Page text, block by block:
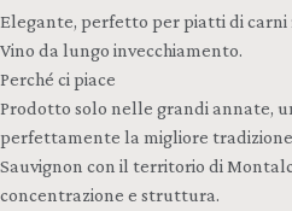
Elegante, perfetto per piatti di carni
Vino da lungo invecchiamento.
Perché ci piace
Prodotto solo nelle grandi annate,
perfettamente la migliore
Sauvignon con il territorio di
concentrazione e struttura.